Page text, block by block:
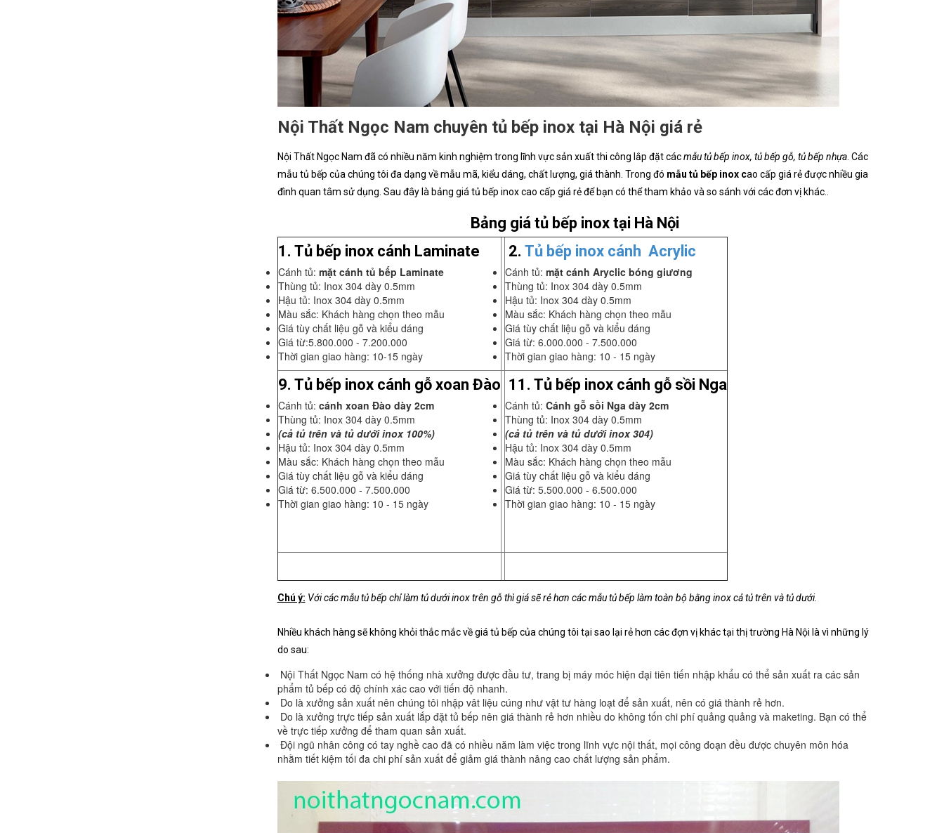
Nội Thất Ngọc Nam chuyên tủ bếp inox tại Hà Nội giá rẻ
Nội Thất Ngọc Nam đã có nhiều năm kinh nghiệm trong lĩnh vực sản xuất thi công lắp đặt cácmẫu tủ bếp inox, tủ bếp gỗ, tủ bếp nhựa. Các
mẫu tủ bếp của chúng tôi đa dạng về mẫu mã, kiểu dáng, chất lượng, giá thành. Trong đó mẫu tủ bếp inox cao cấp giá rẻ được nhiều gia
đình quan tâm sử dụng. Sau đây là bảng giá tủ bếp inox cao cấp giá rẻ để bạn có thể tham khảo và so sánh với các đơn vị khác..
Bảng giá tủ bếp inox tại Hà Nội
1. Tủ bếp inox cánh Laminate
Cánh tủ: mặt cánh tủ bếp Laminate
Thùng tủ: Inox 304 dày 0.5mm
Hậu tủ: Inox 304 dày 0.5mm
Màu sắc: Khách hàng chọn theo mẫu
Giá tùy chất liệu gỗ và kiểu dáng
Giá từ:5.800.000 - 7.200.000
Thời gian giao hàng: 10-15 ngày
2. Tủ bếp inox cánh Acrylic
Cánh tủ: mặt cánh Aryclic bóng giương
Thùng tủ: Inox 304 dày 0.5mm
Hậu tủ: Inox 304 dày 0.5mm
Màu sắc: Khách hàng chọn theo mẫu
Giá tùy chất liệu gỗ và kiểu dáng
Giá từ: 6.000.000 - 7.500.000
Thời gian giao hàng: 10 - 15 ngày
9. Tủ bếp inox cánh gỗ xoan Đào
Cánh tủ: cánh xoan Đào dày 2cm
Thùng tủ: Inox 304 dày 0.5mm
(cả tủ trên và tủ dưới inox 100%)
Hậu tủ: Inox 304 dày 0.5mm
Màu sắc: Khách hàng chọn theo mẫu
Giá tùy chất liệu gỗ và kiểu dáng
Giá từ: 6.500.000 - 7.500.000
Thời gian giao hàng: 10 - 15 ngày
11. Tủ bếp inox cánh gỗ sồi Nga
Cánh tủ: Cánh gỗ sồi Nga dày 2cm
Thùng tủ: Inox 304 dày 0.5mm
(cả tủ trên và tủ dưới inox 304)
Hậu tủ: Inox 304 dày 0.5mm
Màu sắc: Khách hàng chọn theo mẫu
Giá tùy chất liệu gỗ và kiểu dáng
Giá từ: 5.500.000 - 6.500.000
Thời gian giao hàng: 10 - 15 ngày
Chú ý: Với các mẫu tủ bếp chỉ làm tủ dưới inox trên gỗ thì giá sẽ rẻ hơn các mẫu tủ bếp làm toàn bộ bằng inox cả tủ trên và tủ dưới.
Nhiều khách hàng sẽ không khỏi thắc mắc về giá tủ bếp của chúng tôi tại sao lại rẻ hơn các đợn vị khác tại thị trường Hà Nội là vì những lý
do sau:
Nội Thất Ngọc Nam có hệ thống nhà xưởng được đầu tư, trang bị máy móc hiện đại tiên tiến nhập khẩu có thể sản xuất ra các sản
phẩm tủ bếp có độ chính xác cao với tiến độ nhanh.
Do là xưởng sản xuất nên chúng tôi nhập vât liệu cúng như vật tư hàng loạt để sản xuất, nên có giá thành rẻ hơn.
Do là xưởng trực tiếp sản xuất lắp đặt tủ bếp nên giá thành rẻ hơn nhiều do không tốn chi phí quảng quảng và maketing. Bạn có thể
về trực tiếp xưởng để tham quan sản xuất.
Đội ngũ nhân công có tay nghề cao đã có nhiều năm làm việc trong lĩnh vực nội thất, mọi công đoạn đều được chuyên môn hóa
nhằm tiết kiệm tối đa chi phí sản xuất để giảm giá thành nâng cao chất lượng sản phẩm.